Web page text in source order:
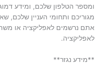
ומספר הטלפון שלכם, ומידע
מגוריכם ותחומי העניין שלכם,
אתם נרשמים לאפליקציה או
לאפליקציה.
**מידע נגזר**